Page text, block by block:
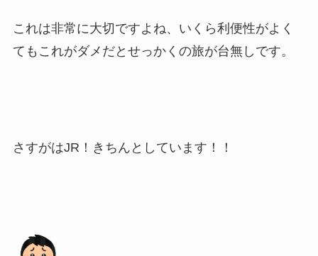
これは非常に大切ですよね、いくら利便性がよく
てもこれがダメだとせっかくの旅が台無しです。
さすがはJR！きちんとしています！！